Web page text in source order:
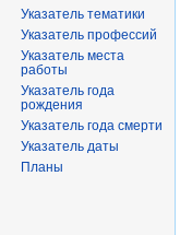
Указатель тематики
Указатель профессий
Указатель места
работы
Указатель года
рождения
Указатель года смерти
Указатель даты
Планы